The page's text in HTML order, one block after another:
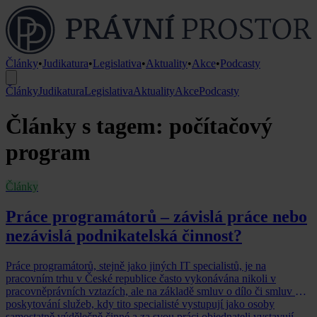
Články•Judikatura•Legislativa•Aktuality•Akce•Podcasty
ČlánkyJudikaturaLegislativaAktualityAkcePodcasty
Články s tagem: počítačový
program
Články
Práce programátorů – závislá práce nebo
nezávislá podnikatelská činnost?
Práce programátorů, stejně jako jiných IT specialistů, je na
pracovním trhu v České republice často vykonávána nikoli v
pracovněprávních vztazích, ale na základě smluv o dílo či smluv o
poskytování služeb, kdy tito specialisté vystupují jako osoby